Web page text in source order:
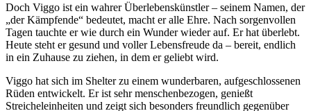
Doch Viggo ist ein wahrer Überlebenskünstler – seinem Namen, der
„der Kämpfende“ bedeutet, macht er alle Ehre. Nach sorgenvollen
Tagen tauchte er wie durch ein Wunder wieder auf. Er hat überlebt.
Heute steht er gesund und voller Lebensfreude da – bereit, endlich
in ein Zuhause zu ziehen, in dem er geliebt wird.
Viggo hat sich im Shelter zu einem wunderbaren, aufgeschlossenen
Rüden entwickelt. Er ist sehr menschenbezogen, genießt
Streicheleinheiten und zeigt sich besonders freundlich gegenüber